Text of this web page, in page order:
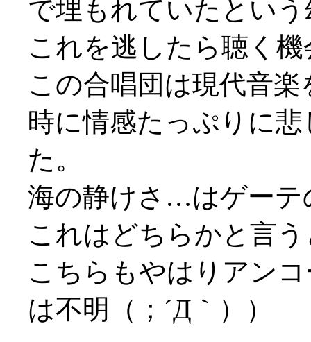
で埋もれていたとい
これを逃したら聴く
この合唱団は現代音
時に情感たっぷりに
た。
海の静けさ…はゲーテ
これはどちらかと言
こちらもやはりアン
は不明（；´Д｀））